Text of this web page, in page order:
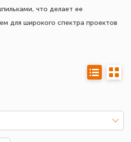
что делает ее
для широкого спектра проектов